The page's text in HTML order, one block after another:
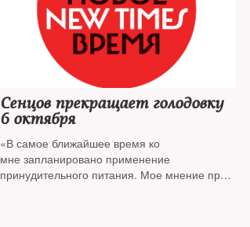
Сенцов прекращает голодовку
6 октября
«В самое ближайшее время ко
мне запланировано применение
принудительного питания. Мое мнение при